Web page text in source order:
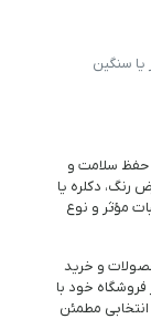
سنگین
حفظ سلامت و
رنگ، دکلره یا
مؤثر و نوع
و خرید
خود با
مطمئن